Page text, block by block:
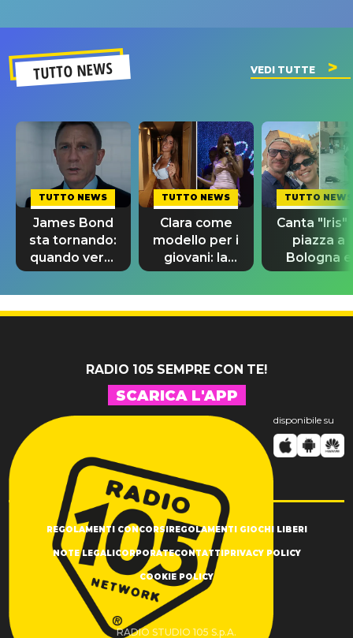
TUTTO NEWS VEDI TUTTE
TUTTO NEWS
James Bond
sta tornando:
quando verrà
svelato il
nuovo 007
TUTTO NEWS
Clara come
modello per i
giovani: la
dedica
dell'ex
professore
TUTTO NEWS
Canta "Iris"
piazza a
Bologna e
spunta
Antonacci
RADIO 105 SEMPRE CON TE!
SCARICA L'APP
disponibile su
REGOLAMENTI CONCORSIREGOLAMENTI GIOCHI LIBERI
NOTE LEGALICORPORATECONTATTIPRIVACY POLICY
COOKIE POLICY
RADIO STUDIO 105 S.p.A.